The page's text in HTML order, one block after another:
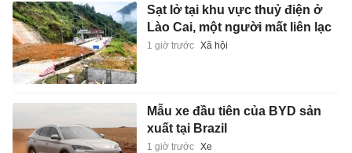
Sạt lở tại khu vực thuỷ điện ở
Lào Cai, một người mất liên lạc
1 giờ trước Xã hội
Mẫu xe đầu tiên của BYD sản
xuất tại Brazil
1 giờ trước Xe